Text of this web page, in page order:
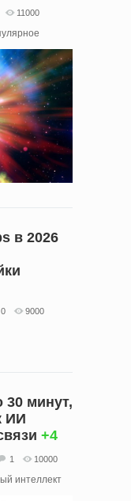
11000
в 2026
0 9000
30 минут,
ИИ
+4
1 10000
интеллект